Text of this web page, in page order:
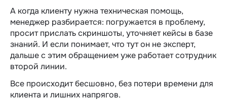
А когда клиенту нужна техническая помощь,
менеджер разбирается: погружается в проблему,
просит прислать скриншоты, уточняет кейсы в базе
знаний. И если понимает, что тут он не эксперт,
дальше с этим обращением уже работает сотрудник
второй линии.
Все происходит бесшовно, без потери времени для
клиента и лишних напрягов.